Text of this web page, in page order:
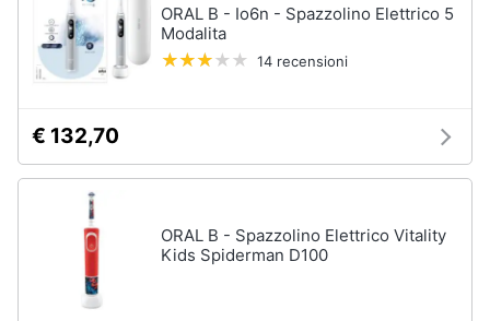
ORAL B - Io6n - Spazzolino Elettrico 5
Modalita
14 recensioni
€ 132,70
ORAL B - Spazzolino Elettrico Vitality
Kids Spiderman D100